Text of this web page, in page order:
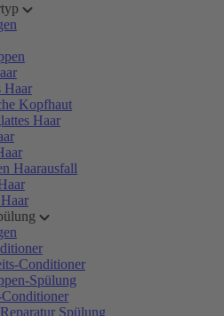
Haar
Kopfhaut
Haar
Haarausfall
Conditioner
Spülung
Spülung